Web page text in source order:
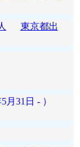
東京都出
31日 - ）